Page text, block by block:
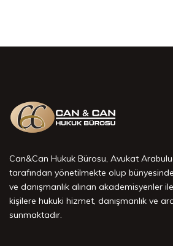
Can&Can Hukuk Bürosu, Avukat
tarafından yönetilmekte olup
ve danışmanlık alınan akademisyenler
kişilere hukuki hizmet, danışmanlık ve
sunmaktadır.